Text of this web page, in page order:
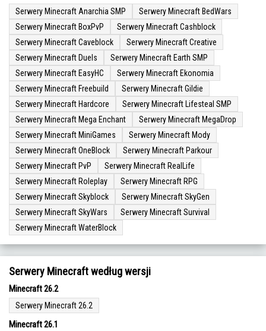
Serwery Minecraft Anarchia SMP
Serwery Minecraft BedWars
Serwery Minecraft BoxPvP
Serwery Minecraft Cashblock
Serwery Minecraft Caveblock
Serwery Minecraft Creative
Serwery Minecraft Duels
Serwery Minecraft Earth SMP
Serwery Minecraft EasyHC
Serwery Minecraft Ekonomia
Serwery Minecraft Freebuild
Serwery Minecraft Gildie
Serwery Minecraft Hardcore
Serwery Minecraft Lifesteal SMP
Serwery Minecraft Mega Enchant
Serwery Minecraft MegaDrop
Serwery Minecraft MiniGames
Serwery Minecraft Mody
Serwery Minecraft OneBlock
Serwery Minecraft Parkour
Serwery Minecraft PvP
Serwery Minecraft RealLife
Serwery Minecraft Roleplay
Serwery Minecraft RPG
Serwery Minecraft Skyblock
Serwery Minecraft SkyGen
Serwery Minecraft SkyWars
Serwery Minecraft Survival
Serwery Minecraft WaterBlock
Serwery Minecraft według wersji
Minecraft 26.2
Serwery Minecraft 26.2
Minecraft 26.1